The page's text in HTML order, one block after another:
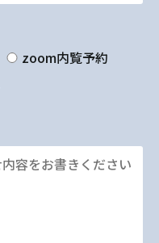
zoom内覧予約